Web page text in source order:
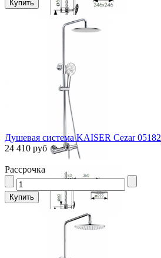
Душевая система KAISER Cezar 05182
24 410 руб
Рассрочка